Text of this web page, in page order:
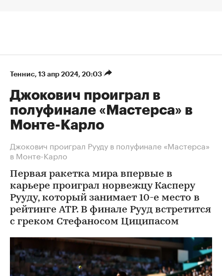
Теннис⁠, 13 апр 2024, 20:03
Джокович проиграл в
полуфинале «Мастерса» в
Монте-Карло
Джокович проиграл Рууду в полуфинале «Мастерса»
в Монте-Карло
Первая ракетка мира впервые в
карьере проиграл норвежцу Касперу
Рууду, который занимает 10-е место в
рейтинге ATP. В финале Рууд встретится
с греком Стефаносом Циципасом